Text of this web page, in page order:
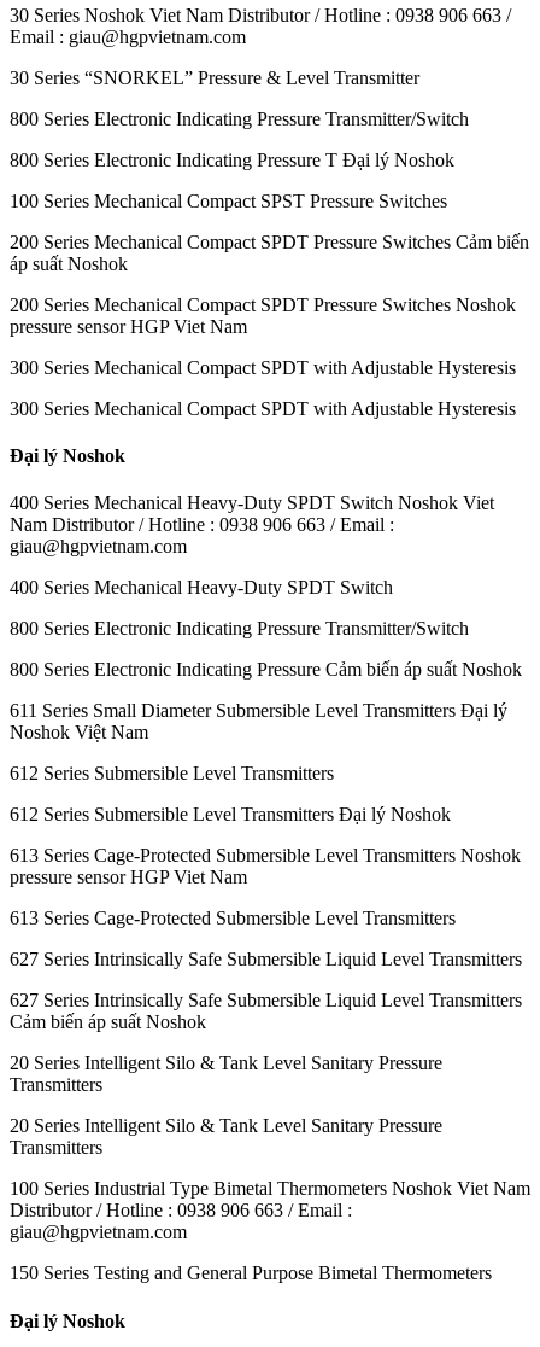
30 Series Noshok Viet Nam Distributor / Hotline : 0938 906 663 /
Email : giau@hgpvietnam.com
30 Series “SNORKEL” Pressure & Level Transmitter
800 Series Electronic Indicating Pressure Transmitter/Switch
800 Series Electronic Indicating Pressure T Đại lý Noshok
100 Series Mechanical Compact SPST Pressure Switches
200 Series Mechanical Compact SPDT Pressure Switches Cảm biến
áp suất Noshok
200 Series Mechanical Compact SPDT Pressure Switches Noshok
pressure sensor HGP Viet Nam
300 Series Mechanical Compact SPDT with Adjustable Hysteresis
300 Series Mechanical Compact SPDT with Adjustable Hysteresis
Đại lý Noshok
400 Series Mechanical Heavy-Duty SPDT Switch Noshok Viet
Nam Distributor / Hotline : 0938 906 663 / Email :
giau@hgpvietnam.com
400 Series Mechanical Heavy-Duty SPDT Switch
800 Series Electronic Indicating Pressure Transmitter/Switch
800 Series Electronic Indicating Pressure Cảm biến áp suất Noshok
611 Series Small Diameter Submersible Level Transmitters Đại lý
Noshok Việt Nam
612 Series Submersible Level Transmitters
612 Series Submersible Level Transmitters Đại lý Noshok
613 Series Cage-Protected Submersible Level Transmitters Noshok
pressure sensor HGP Viet Nam
613 Series Cage-Protected Submersible Level Transmitters
627 Series Intrinsically Safe Submersible Liquid Level Transmitters
627 Series Intrinsically Safe Submersible Liquid Level Transmitters
Cảm biến áp suất Noshok
20 Series Intelligent Silo & Tank Level Sanitary Pressure
Transmitters
20 Series Intelligent Silo & Tank Level Sanitary Pressure
Transmitters
100 Series Industrial Type Bimetal Thermometers Noshok Viet Nam
Distributor / Hotline : 0938 906 663 / Email :
giau@hgpvietnam.com
150 Series Testing and General Purpose Bimetal Thermometers
Đại lý Noshok